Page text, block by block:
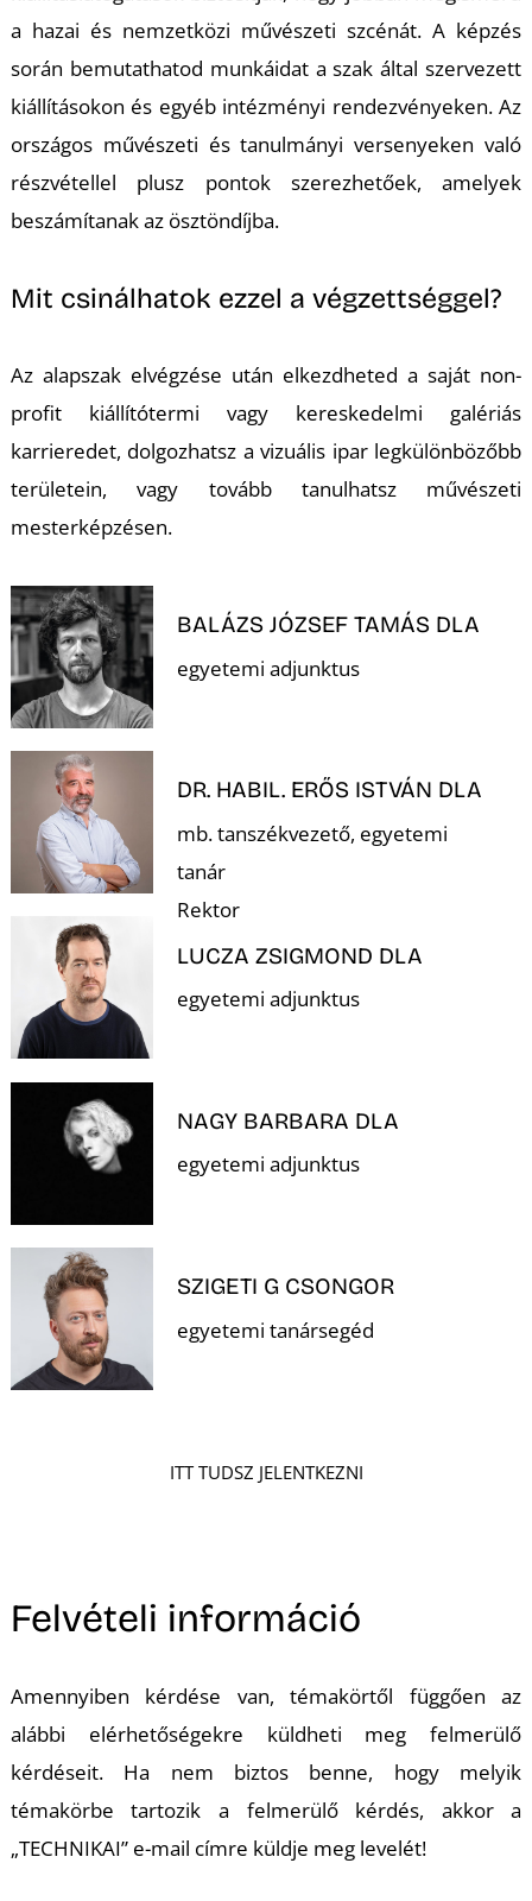
a hazai és nemzetközi művészeti szcénát. A képzés
során bemutathatod munkáidat a szak által szervezett
kiállításokon és egyéb intézményi rendezvényeken. Az
országos művészeti és tanulmányi versenyeken való
részvétellel plusz pontok szerezhetőek, amelyek
beszámítanak az ösztöndíjba.
Mit csinálhatok ezzel a végzettséggel?
Az alapszak elvégzése után elkezdheted a saját non-
profit kiállítótermi vagy kereskedelmi galériás
karrieredet, dolgozhatsz a vizuális ipar legkülönbözőbb
területein, vagy tovább tanulhatsz művészeti
mesterképzésen.
BALÁZS JÓZSEF TAMÁS DLA
egyetemi adjunktus
DR. HABIL. ERŐS ISTVÁN DLA
mb. tanszékvezető, egyetemi
tanár
Rektor
LUCZA ZSIGMOND DLA
egyetemi adjunktus
NAGY BARBARA DLA
egyetemi adjunktus
SZIGETI G CSONGOR
egyetemi tanársegéd
ITT TUDSZ JELENTKEZNI
Felvételi információ
Amennyiben kérdése van, témakörtől függően az
alábbi elérhetőségekre küldheti meg felmerülő
kérdéseit. Ha nem biztos benne, hogy melyik
témakörbe tartozik a felmerülő kérdés, akkor a
„TECHNIKAI” e-mail címre küldje meg levelét!